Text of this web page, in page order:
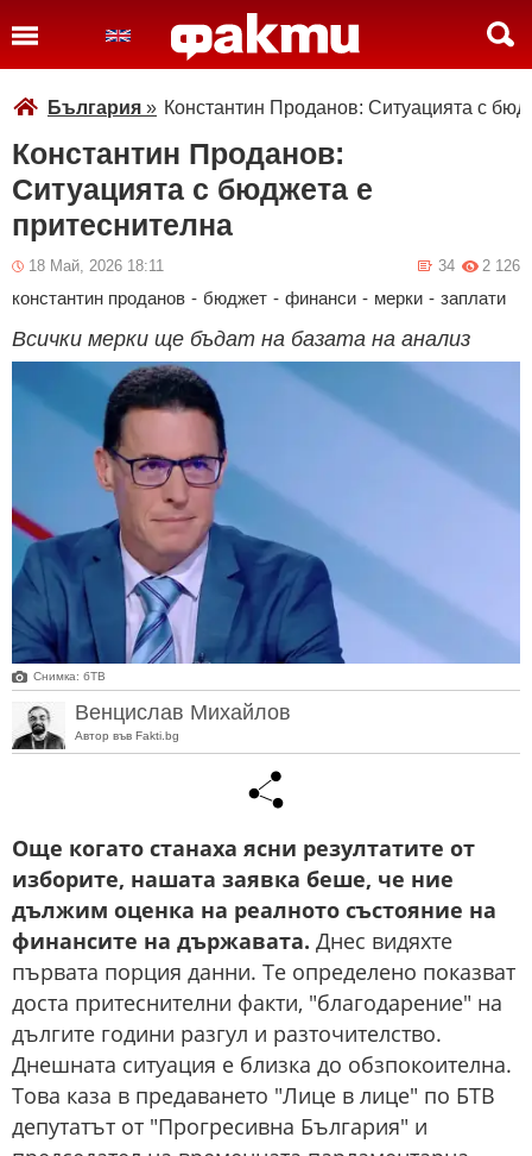
България » Константин Проданов: Ситуацията с
Константин Проданов:
Ситуацията с бюджета е
притеснителна
18 Май, 2026 18:11 2 126
34
константин проданов - бюджет - финанси - мерки - заплати
Всички мерки ще бъдат на базата на анализ
Снимка: бТВ
Венцислав Михайлов
Автор във Fakti.bg
Още когато станаха ясни резултатите от
изборите, нашата заявка беше, че ние
дължим оценка на реалното състояние на
финансите на държавата. Днес видяхте
първата порция данни. Те определено показват
доста притеснителни факти, "благодарение" на
дългите години разгул и разточителство.
Днешната ситуация е близка до обзпокоителна.
Това каза в предаването "Лице в лице" по БТВ
депутатът от "Прогресивна България" и